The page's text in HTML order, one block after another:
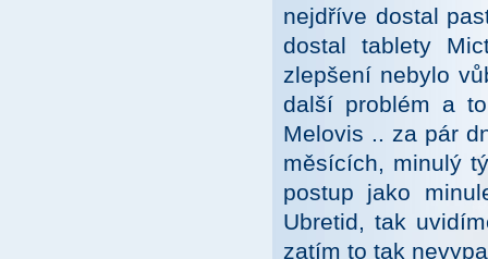
nejdříve dostal
dostal tablety
zlepšení nebylo
další problém a
Melovis .. za pár
měsících, minulý
postup jako
Ubretid, tak
zatím to tak